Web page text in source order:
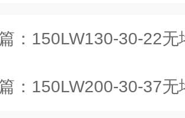
： 150LW130-30-22
： 150LW200-30-37